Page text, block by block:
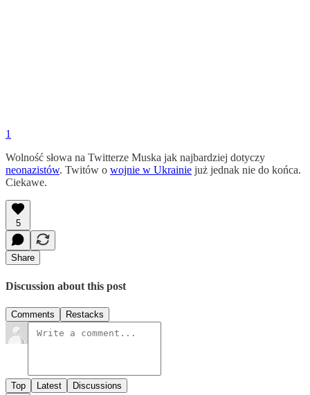
1
Wolność słowa na Twitterze Muska jak najbardziej dotyczy
neonazistów. Twitów o wojnie w Ukrainie już jednak nie do końca.
Ciekawe.
5
Share
Discussion about this post
Comments Restacks
Top Latest Discussions